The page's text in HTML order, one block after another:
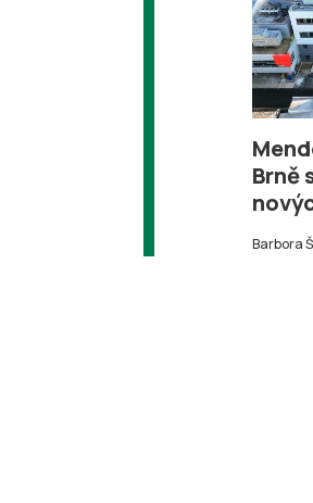
Brně
Barbora